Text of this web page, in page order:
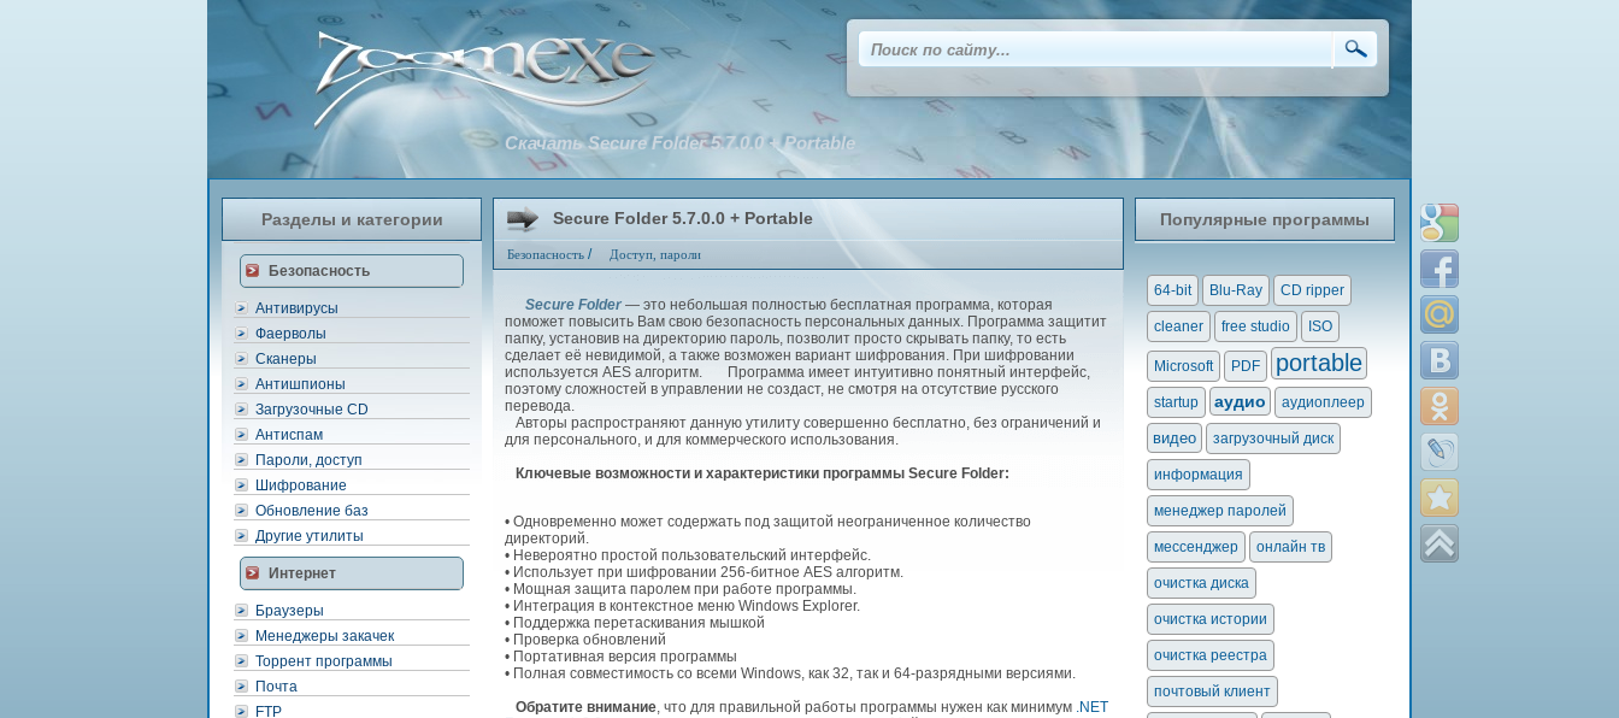
Разделы и категории
Безопасность
Антивирусы
Фаерволы
Сканеры
Антишпионы
Загрузочные CD
Антиспам
Пароли, доступ
Шифрование
Обновление баз
Другие утилиты
Интернет
Браузеры
Менеджеры закачек
Торрент программы
Почта
FTP
Secure Folder 5.7.0.0 + Portable
Безопасность / Доступ, пароли
Скачать Secure Folder 5.7.0.0 + Portable
Secure Folder — это небольшая полностью бесплатная программа, которая
поможет повысить Вам свою безопасность персональных данных. Программа защитит
папку, установив на директорию пароль, позволит просто скрывать папку, то есть
сделает её невидимой, а также возможен вариант шифрования. При шифровании
используется AES алгоритм. Программа имеет интуитивно понятный интерфейс,
поэтому сложностей в управлении не создаст, не смотря на отсутствие русского
перевода.
Авторы распространяют данную утилиту совершенно бесплатно, без ограничений и
для персонального, и для коммерческого использования.
Ключевые возможности и характеристики программы Secure Folder:
• Одновременно может содержать под защитой неограниченное количество
директорий.
• Невероятно простой пользовательский интерфейс.
• Использует при шифровании 256-битное AES алгоритм.
• Мощная защита паролем при работе программы.
• Интеграция в контекстное меню Windows Explorer.
• Поддержка перетаскивания мышкой
• Проверка обновлений
• Портативная версия программы
• Полная совместимость со всеми Windows, как 32, так и 64-разрядными версиями.
Обратите внимание, что для правильной работы программы нужен как минимум .NET
Популярные программы
64-bit Blu-Ray CD ripper
cleaner free studio ISO
Microsoft PDF portable
startup аудио аудиоплеер
видео загрузочный диск
информация
менеджер паролей
мессенджер онлайн тв
очистка диска
очистка истории
очистка реестра
почтовый клиент